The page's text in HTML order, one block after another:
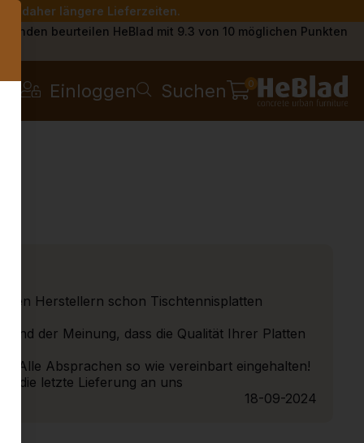
daher längere Lieferzeiten.
Kunden beurteilen HeBlad mit 9.3 von 10 möglichen Punkten
Einloggen Suchen 0
Herstellern schon Tischtennisplatten
der Meinung, dass die Qualität Ihrer Platten
Alle Absprachen so wie vereinbart eingehalten!
die letzte Lieferung an uns
18-09-2024